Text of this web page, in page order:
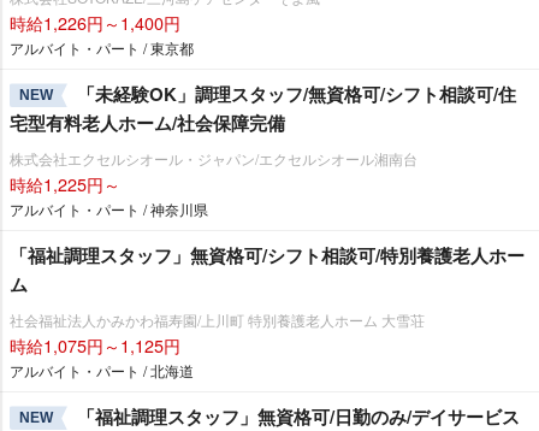
時給1,226円～1,400円
アルバイト・パート / 東京都
NEW
「未経験OK」調理スタッフ/無資格可/シフト相談可/住
宅型有料老人ホーム/社会保障完備
株式会社エクセルシオール・ジャパン/エクセルシオール湘南台
時給1,225円～
アルバイト・パート / 神奈川県
「福祉調理スタッフ」無資格可/シフト相談可/特別養護老人ホー
ム
社会福祉法人かみかわ福寿園/上川町 特別養護老人ホーム 大雪荘
時給1,075円～1,125円
アルバイト・パート / 北海道
NEW 「福祉調理スタッフ」無資格可/日勤のみ/デイサービス